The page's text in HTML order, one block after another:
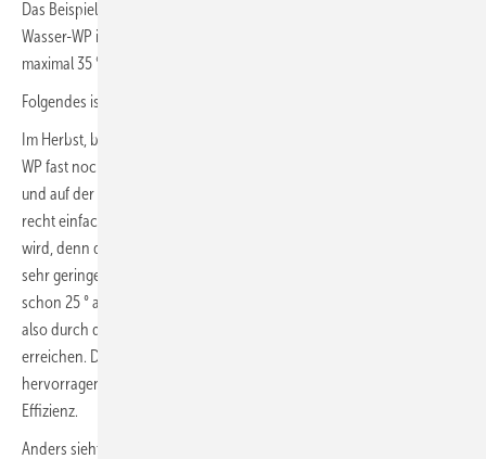
Das Beispiel wird etwas konkreter gefasst und die Anlage soll als Luft-
Wasser-WP in Betrieb gehen, welche eine Fußbodenheizung auf
maximal 35 °C im Auslegungsfall erwärmt.
Folgendes ist dann nachvollziehbar:
Im Herbst, bei 10 °C Außentemperatur, schnüffelt die Außeneinheit der
WP fast noch laue Luft. Diese Luft runterzukühlen ist kein großes Ding
und auf der Gegenseite einen Wärmegewinn zu erzielen ist ebenfalls
recht einfach. Einfach deshalb, weil heizungsseitig nicht viel verlangt
wird, denn das Haus erfährt bei Außentemperaturen von 10 °C eine
sehr geringe Auskühlung. Der Fußbodenheizung reichen vielleicht
schon 25 ° als Vorlauftemperatur und die Bude ist warm. Die WP muss
also durch die Kompressionsarbeit einen Temperaturhub von nur 15 K
erreichen. Dafür ist sie bestens gerüstet. Die Aggregate laufen mit
hervorragender Leichtigkeit, großer Leistung und vor allem hoher
Effizienz.
Anders sieht es aus bei einer Außentemperatur von –10 °C. Die WP